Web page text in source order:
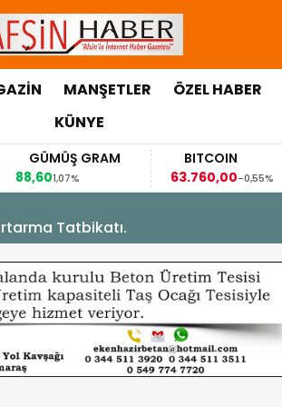
MANŞETLER ÖZEL HABER
KÜNYE
BITCOIN
63.760,00
-0,55%
GBP/TRY
63,1184
Tatbikatı.